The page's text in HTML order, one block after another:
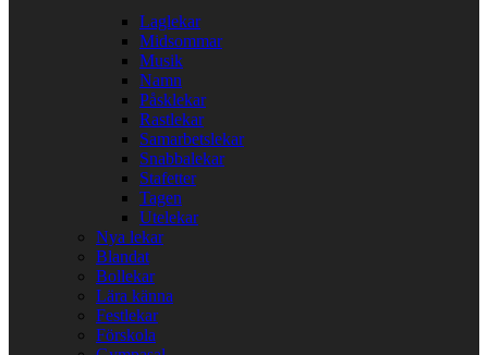
Laglekar
Midsommar
Musik
Namn
Påsklekar
Rastlekar
Samarbetslekar
Snabbalekar
Stafetter
Tagen
Utelekar
Nya lekar
Blandat
Bollekar
Lära känna
Festlekar
Förskola